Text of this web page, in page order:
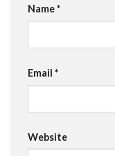
Name*
Email *
Website